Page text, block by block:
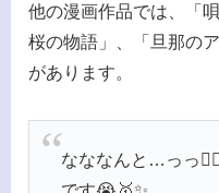
他の漫画作品では、「
桜の物語」、「旦那の
があります。
なななんと…っっ❤️‍🔥